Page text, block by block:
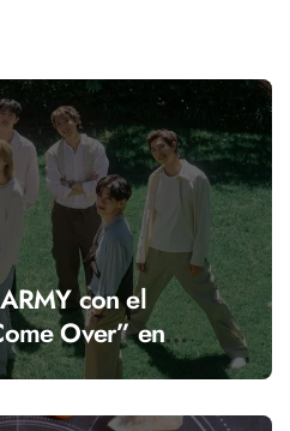
con el
Over” en